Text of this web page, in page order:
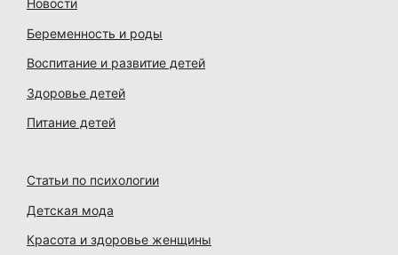
Новости
Беременность и роды
Воспитание и развитие детей
Здоровье детей
Питание детей
Статьи по психологии
Детская мода
Красота и здоровье женщины